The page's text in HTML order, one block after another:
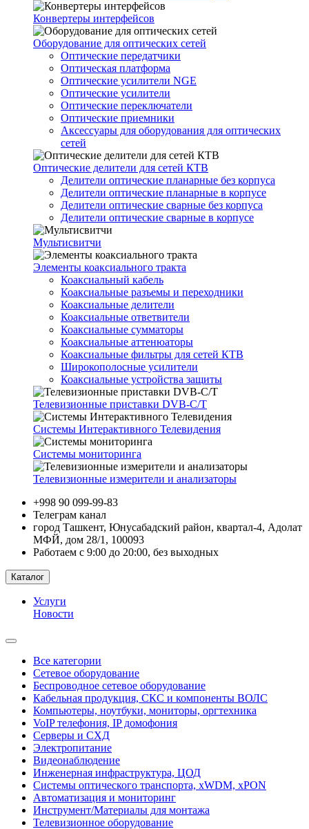
Конвертеры интерфейсов
Оборудование для оптических сетей
Оптические передатчики
Оптическая платформа
Оптические усилители NGE
Оптические усилители
Оптические переключатели
Оптические приемники
Аксессуары для оборудования для оптических
сетей
Оптические делители для сетей КТВ
Делители оптические планарные без корпуса
Делители оптические планарные в корпусе
Делители оптические сварные без корпуса
Делители оптические сварные в корпусе
Мультисвитчи
Элементы коаксиального тракта
Коаксиальный кабель
Коаксиальные разъемы и переходники
Коаксиальные делители
Коаксиальные ответвители
Коаксиальные сумматоры
Коаксиальные аттенюаторы
Коаксиальные фильтры для сетей КТВ
Широкополосные усилители
Коаксиальные устройства защиты
Телевизионные приставки DVB-C/T
Системы Интерактивного Телевидения
Системы мониторинга
Телевизионные измерители и анализаторы
+998 90 099-99-83
Телеграм канал
город Ташкент, Юнусабадский район, квартал-4, Адолат
МФЙ, дом 28/1, 100093
Работаем с 9:00 до 20:00, без выходных
Каталог
Услуги
Новости
Все категории
Сетевое оборудование
Беспроводное сетевое оборудование
Кабельная продукция, СКС и компоненты ВОЛС
Компьютеры, ноутбуки, мониторы, оргтехника
VoIP телефония, IP домофония
Серверы и СХД
Электропитание
Видеонаблюдение
Инженерная инфраструктура, ЦОД
Системы оптического транспорта, xWDM, xPON
Автоматизация и мониторинг
Инструмент/Материалы для монтажа
Телевизионное оборудование